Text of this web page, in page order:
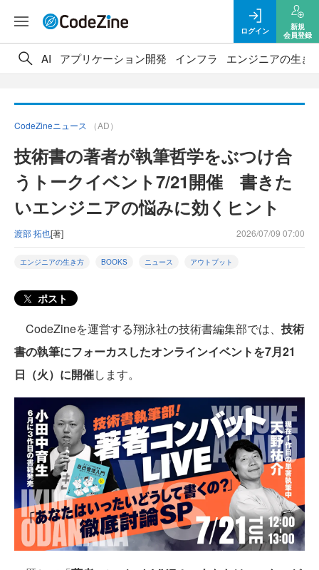
ログイン
新規
会員登録
AI アプリケーション開発 インフラ エンジニアの生き
CodeZineニュース （AD）
技術書の著者が執筆哲学をぶつけ合
うトークイベント7/21開催 書きた
いエンジニアの悩みに効くヒント
渡部 拓也[著] 2026/07/09 07:00
エンジニアの生き方 BOOKS ニュース アウトプット
ポスト
CodeZineを運営する翔泳社の技術書編集部では、 技術
書の執筆にフォーカスしたオンラインイベントを7月21
日（火）に開催します。